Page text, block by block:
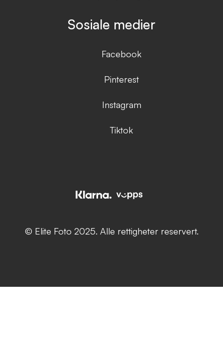
Sosiale medier
Facebook
Pinterest
Instagram
Tiktok
© Elite Foto 2025. Alle rettigheter reservert.